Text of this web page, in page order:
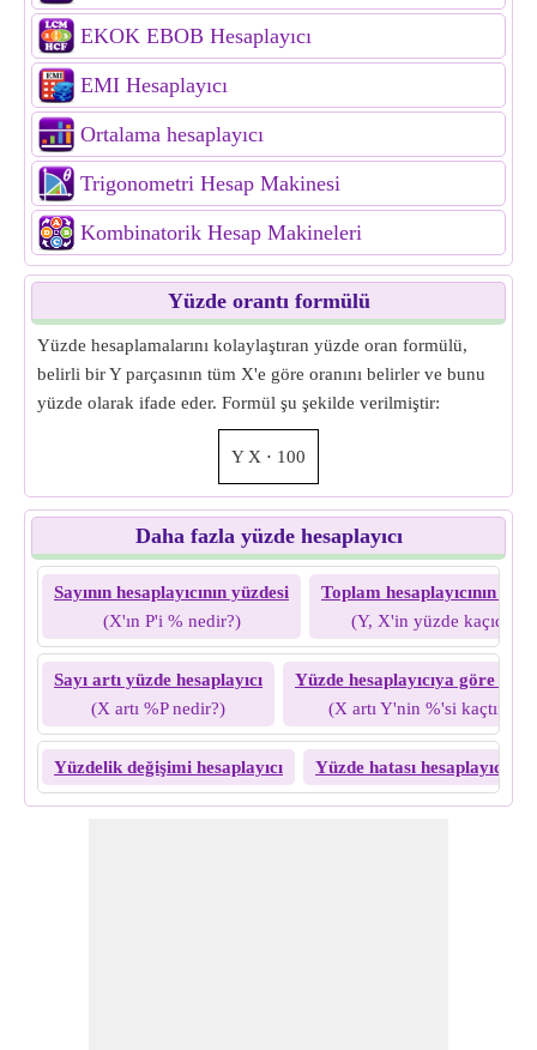
EKOK EBOB Hesaplayıcı
EMI Hesaplayıcı
Ortalama hesaplayıcı
Trigonometri Hesap Makinesi
Kombinatorik Hesap Makineleri
Yüzde orantı formülü
Yüzde hesaplamalarını kolaylaştıran yüzde oran formülü,
belirli bir Y parçasının tüm X'e göre oranını belirler ve bunu
yüzde olarak ifade eder. Formül şu şekilde verilmiştir:
Y X ⋅ 100
Daha fazla yüzde hesaplayıcı
Sayının hesaplayıcının yüzdesi
(X'ın P'i % nedir?)
Toplam hesaplayıcının
(Y, X'in yüzde kaçıdır?)
Sayı artı yüzde hesaplayıcı
(X artı %P nedir?)
Yüzde hesaplayıcıya göre
(X artı Y'nin %'si kaçtır?)
Yüzdelik değişimi hesaplayıcı Yüzde hatası hesaplayıcı